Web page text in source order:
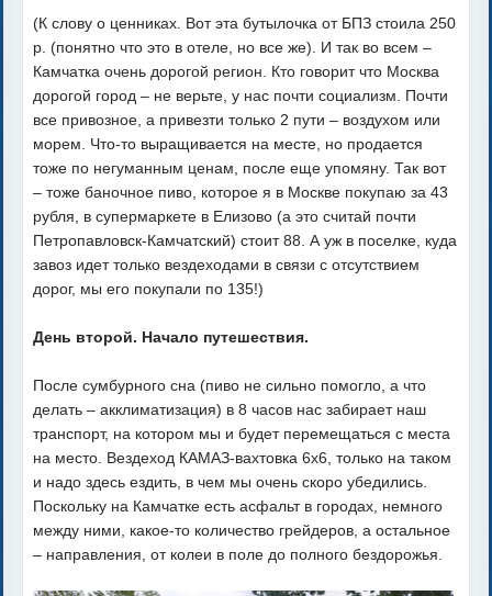
(К слову о ценниках. Вот эта бутылочка от БПЗ стоила 250
р. (понятно что это в отеле, но все же). И так во всем –
Камчатка очень дорогой регион. Кто говорит что Москва
дорогой город – не верьте, у нас почти социализм. Почти
все привозное, а привезти только 2 пути – воздухом или
морем. Что-то выращивается на месте, но продается
тоже по негуманным ценам, после еще упомяну. Так вот
– тоже баночное пиво, которое я в Москве покупаю за 43
рубля, в супермаркете в Елизово (а это считай почти
Петропавловск-Камчатский) стоит 88. А уж в поселке, куда
завоз идет только вездеходами в связи с отсутствием
дорог, мы его покупали по 135!)
День второй. Начало путешествия.
После сумбурного сна (пиво не сильно помогло, а что
делать – акклиматизация) в 8 часов нас забирает наш
транспорт, на котором мы и будет перемещаться с места
на место. Вездеход КАМАЗ-вахтовка 6х6, только на таком
и надо здесь ездить, в чем мы очень скоро убедились.
Поскольку на Камчатке есть асфальт в городах, немного
между ними, какое-то количество грейдеров, а остальное
– направления, от колеи в поле до полного бездорожья.